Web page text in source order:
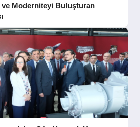
ve Moderniteyi Buluşturan